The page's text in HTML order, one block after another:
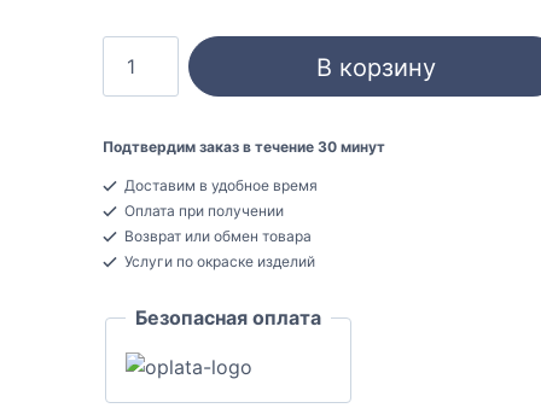
Количество
товара
Base
Под
покраску
Плинтус
ЛДФ
12x120x2000
В корзину
Подтвердим заказ в течение 30 минут
Доставим в удобное время
Оплата при получении
Возврат или обмен товара
Услуги по окраске изделий
Безопасная оплата